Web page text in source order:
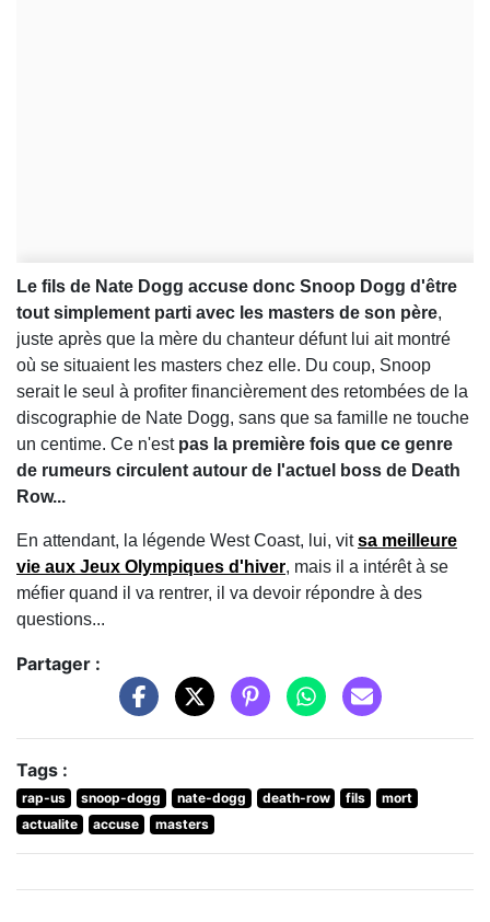
Le fils de Nate Dogg accuse donc Snoop Dogg d'être
tout simplement parti avec les masters de son père,
juste après que la mère du chanteur défunt lui ait montré
où se situaient les masters chez elle. Du coup, Snoop
serait le seul à profiter financièrement des retombées de la
discographie de Nate Dogg, sans que sa famille ne touche
un centime. Ce n'est pas la première fois que ce genre
de rumeurs circulent autour de l'actuel boss de Death
Row...
En attendant, la légende West Coast, lui, vitsa meilleure
vie aux Jeux Olympiques d'hiver, mais il a intérêt à se
méfier quand il va rentrer, il va devoir répondre à des
questions...
Partager :
Tags :
rap-us snoop-dogg nate-dogg death-row fils
mort
actualite
accuse masters